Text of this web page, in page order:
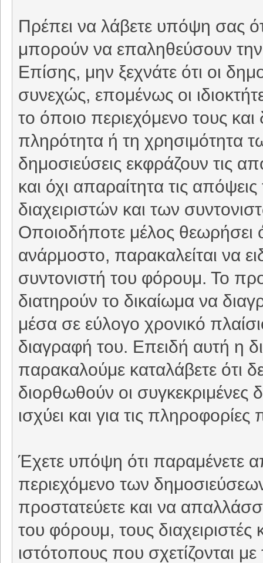
Πρέπει να λάβετε υπόψη σας
μπορούν να επαληθεύσουν
Επίσης, μην ξεχνάτε ότι οι
συνεχώς, επομένως οι
το όποιο περιεχόμενο τους και
πληρότητα ή τη χρησιμότητα
δημοσιεύσεις εκφράζουν τις
και όχι απαραίτητα τις
διαχειριστών και των
Οποιοδήποτε μέλος θεωρήσει
ανάρμοστο, παρακαλείται να
συντονιστή του φόρουμ. Το
διατηρούν το δικαίωμα να
μέσα σε εύλογο χρονικό
διαγραφή του. Επειδή αυτή η
παρακαλούμε καταλάβετε ότι
διορθωθούν οι συγκεκριμένες
ισχύει και για τις
Έχετε υπόψη ότι παραμένετε
περιεχόμενο των
προστατεύετε και να
του φόρουμ, τους διαχειριστές
ιστότοπους που σχετίζονται